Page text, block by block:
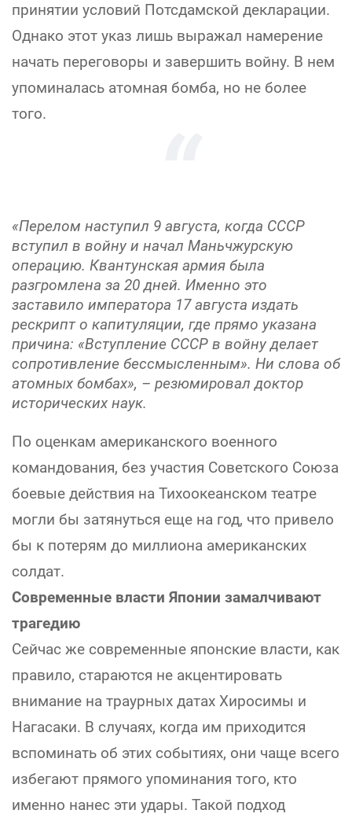
принятии условий Потсдамской декларации.
Однако этот указ лишь выражал намерение
начать переговоры и завершить войну. В нем
упоминалась атомная бомба, но не более
того.
«Перелом наступил 9 августа, когда СССР
вступил в войну и начал Маньчжурскую
операцию. Квантунская армия была
разгромлена за 20 дней. Именно это
заставило императора 17 августа издать
рескрипт о капитуляции, где прямо указана
причина: «Вступление СССР в войну делает
сопротивление бессмысленным». Ни слова об
атомных бомбах», – резюмировал доктор
исторических наук.
По оценкам американского военного
командования, без участия Советского Союза
боевые действия на Тихоокеанском театре
могли бы затянуться еще на год, что привело
бы к потерям до миллиона американских
солдат.
Современные власти Японии замалчивают
трагедию
Сейчас же современные японские власти, как
правило, стараются не акцентировать
внимание на траурных датах Хиросимы и
Нагасаки. В случаях, когда им приходится
вспоминать об этих событиях, они чаще всего
избегают прямого упоминания того, кто
именно нанес эти удары. Такой подход